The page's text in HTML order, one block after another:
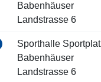
Babenhäuser
Landstrasse 6
Sporthalle
Babenhäuser
Landstrasse 6